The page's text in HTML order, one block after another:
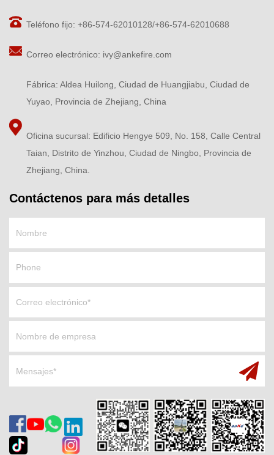
Teléfono fijo: +86-574-62010128/+86-574-62010688
Correo electrónico: ivy@ankefire.com
Fábrica: Aldea Huilong, Ciudad de Huangjiabu, Ciudad de
Yuyao, Provincia de Zhejiang, China
Oficina sucursal: Edificio Hengye 509, No. 158, Calle Central
Taian, Distrito de Yinzhou, Ciudad de Ningbo, Provincia de
Zhejiang, China.
Contáctenos para más detalles